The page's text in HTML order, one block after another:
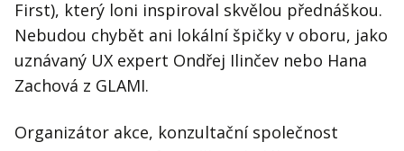
First), který loni inspiroval skvělou přednáškou.
Nebudou chybět ani lokální špičky v oboru, jako
uznávaný UX expert Ondřej Ilinčev nebo Hana
Zachová z GLAMI.
Organizátor akce, konzultační společnost